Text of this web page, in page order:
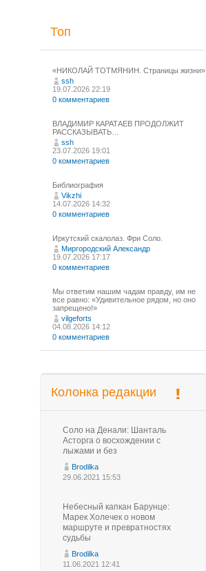
Топ
«НИКОЛАЙ ТОТМЯНИН. Страницы жизни»
ssh
19.07.2026 22:19
0 комментариев
ВЛАДИМИР КАРАТАЕВ ПРОДОЛЖИТ
РАССКАЗЫВАТЬ…
ssh
23.07.2026 19:01
0 комментариев
Библиография
Vikzhi
14.07.2026 14:32
0 комментариев
Иркутский скалолаз. Фри Соло.
Миргородский Александр
19.07.2026 17:17
0 комментариев
Мы ответим нашим чадам правду, им не
все равно: «Удивительное рядом, но оно
запрещено!»
vilgeforts
04.08.2026 14:12
0 комментариев
Колонка редакции
Соло на Денали: Шанталь
Асторга о восхождении с
лыжами и без
Brodilka
29.06.2021 15:53
Небесный капкан Барунце:
Марек Холечек о новом
маршруте и превратностях
судьбы
Brodilka
11.06.2021 12:41